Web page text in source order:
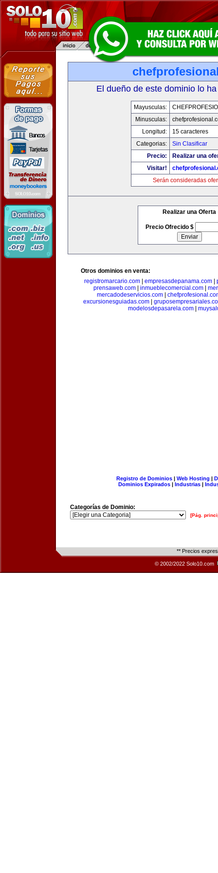
El dueño de este dominio lo
Mayusculas:
Minusculas:
Longitud:
15 caracteres
Categorias:
Sin Clasificar
Precio:
Realizar una
Visitar!
Serán consideradas
Realizar una Oferta
Precio Ofrecido $
Otros dominios en venta:
registromarcario.com| empresasdepanama.com|
prensaweb.com| inmueblecomercial.com|
mercadodeservicios.com
excursionesguiadas.com|
modelosdepasarela.com|
Registro de Dominios| Web Hosting |
Dominios Expirados | Industrias |
Categorías de Dominio:
[Pág.
** Precios
© 2002/2022 Solo10.com